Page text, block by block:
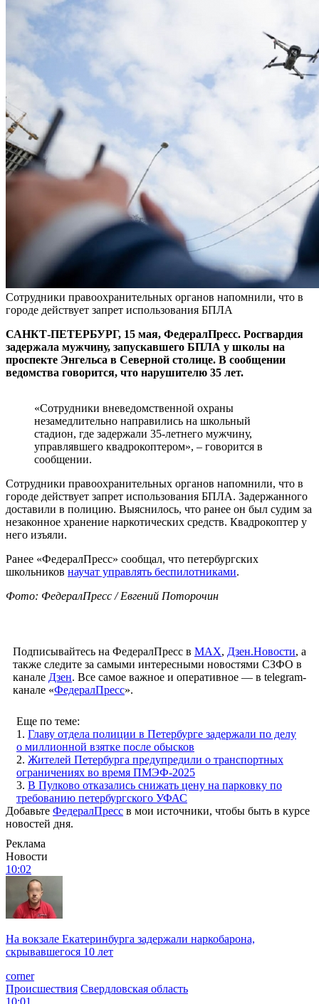
Сотрудники правоохранительных органов напомнили, что в
городе действует запрет использования БПЛА
САНКТ-ПЕТЕРБУРГ, 15 мая, ФедералПресс. Росгвардия
задержала мужчину, запускавшего БПЛА у школы на
проспекте Энгельса в Северной столице. В сообщении
ведомства говорится, что нарушителю 35 лет.
«Сотрудники вневедомственной охраны
незамедлительно направились на школьный
стадион, где задержали 35-летнего мужчину,
управлявшего квадрокоптером», – говорится в
сообщении.
Сотрудники правоохранительных органов напомнили, что в
городе действует запрет использования БПЛА. Задержанного
доставили в полицию. Выяснилось, что ранее он был судим за
незаконное хранение наркотических средств. Квадрокоптер у
него изъяли.
Ранее «ФедералПресс» сообщал, что петербургских
школьников научат управлять беспилотниками.
Фото: ФедералПресс / Евгений Поторочин
Подписывайтесь на ФедералПресс в МАХ, Дзен.Новости, а
также следите за самыми интересными новостями СЗФО в
канале Дзен. Все самое важное и оперативное — в telegram-
канале «ФедералПресс».
Еще по теме:
1. Главу отдела полиции в Петербурге задержали по делу
о миллионной взятке после обысков
2. Жителей Петербурга предупредили о транспортных
ограничениях во время ПМЭФ-2025
3. В Пулково отказались снижать цену на парковку по
требованию петербургского УФАС
Добавьте ФедералПресс в мои источники, чтобы быть в курсе
новостей дня.
Реклама
Новости
10:02
На вокзале Екатеринбурга задержали наркобарона,
скрывавшегося 10 лет
corner
Происшествия Свердловская область
10:01